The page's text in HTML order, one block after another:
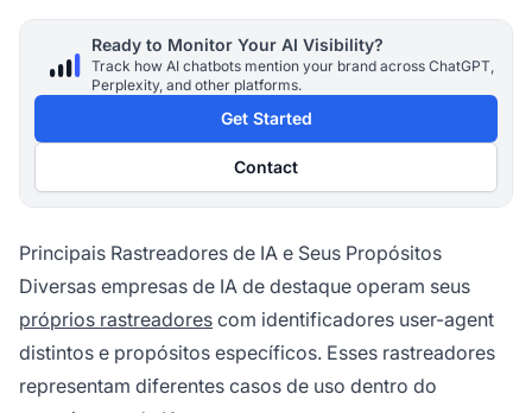
Ready to Monitor Your AI Visibility?
Track how AI chatbots mention your brand across ChatGPT,
Perplexity, and other platforms.
Get Started
Contact
Principais Rastreadores de IA e Seus Propósitos
Diversas empresas de IA de destaque operam seus
próprios rastreadores com identificadores user-agent
distintos e propósitos específicos. Esses rastreadores
representam diferentes casos de uso dentro do